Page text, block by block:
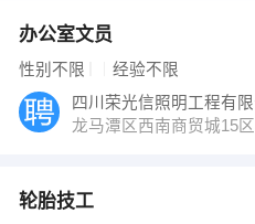
办公室文员
性别不限 经验不限
四川荣光信照明工程有限
龙马潭区西南商贸城15
轮胎技工